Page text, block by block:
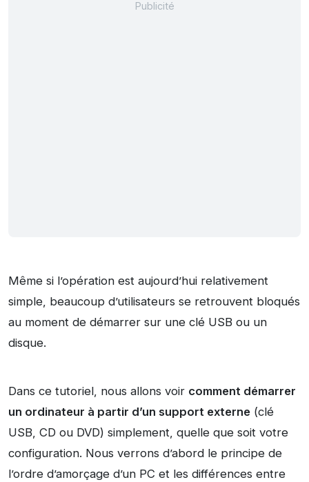
Même si l’opération est aujourd’hui relativement
simple, beaucoup d’utilisateurs se retrouvent bloqués
au moment de démarrer sur une clé USB ou un
disque.
Dans ce tutoriel, nous allons voir comment démarrer
un ordinateur à partir d’un support externe (clé
USB, CD ou DVD) simplement, quelle que soit votre
configuration. Nous verrons d’abord le principe de
l’ordre d’amorçage d’un PC et les différences entre